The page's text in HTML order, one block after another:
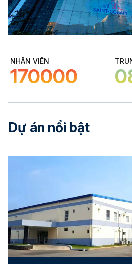
NHÂN VIÊN
170000
Dự án nổi bật